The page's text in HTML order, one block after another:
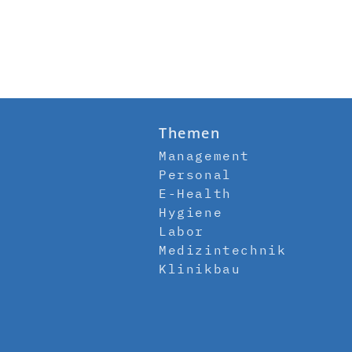
Themen
Management
Personal
E-Health
Hygiene
Labor
Medizintechnik
Klinikbau